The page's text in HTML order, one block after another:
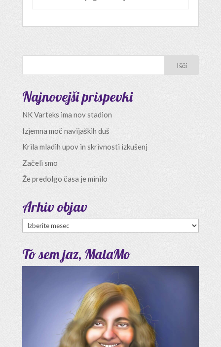
Najnovejši prispevki
NK Varteks ima nov stadion
Izjemna moč navijaških duš
Krila mladih upov in skrivnosti izkušenj
Začeli smo
Že predolgo časa je minilo
Arhiv objav
Arhiv
To sem jaz, MalaMo